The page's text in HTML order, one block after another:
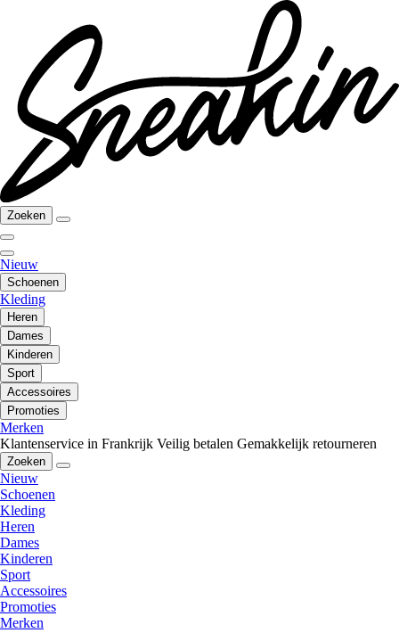
Zoeken
Nieuw
Schoenen
Kleding
Heren
Dames
Kinderen
Sport
Accessoires
Promoties
Merken
Klantenservice in Frankrijk Veilig betalen Gemakkelijk retourneren
Zoeken
Nieuw
Schoenen
Kleding
Heren
Dames
Kinderen
Sport
Accessoires
Promoties
Merken